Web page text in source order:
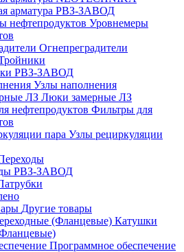
арматура РВЗ-ЗАВОД
Уровнемеры
Огнепреградители
РВЗ-ЗАВОД
Узлы наполнения
Люки замерные ЛЗ
Фильтры для
Узлы рециркуляции
РВЗ-ЗАВОД
Другие товары
Катушки
Программное обеспечение